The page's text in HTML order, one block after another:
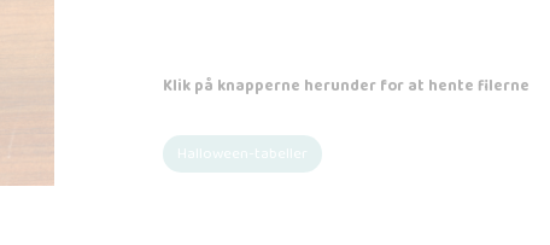
Klik på knapperne herunder for at hente filerne
Halloween-tabeller